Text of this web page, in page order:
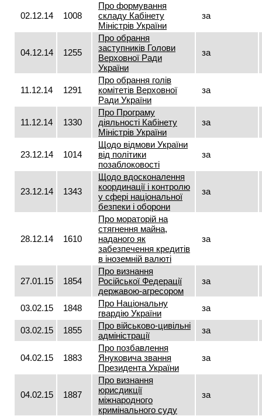
02.12.14 1008
Про формування
складу Кабінету
Міністрів України
за
04.12.14 1255
Про обрання
заступників Голови
Верховної Ради
України
за
11.12.14 1291
Про обрання голів
комітетів Верховної
Ради України
за
11.12.14 1330
Про Програму
діяльності Кабінету
Міністрів України
за
23.12.14 1014
Щодо відмови України
від політики
позаблоковості
за
23.12.14 1343
Щодо вдосконалення
координації і контролю
у сфері національної
безпеки і оборони
за
28.12.14 1610
Про мораторій на
стягнення майна,
наданого як
забезпечення кредитів
в іноземній валюті
за
27.01.15 1854
Про визнання
Російської Федерації
державою-агресором
за
03.02.15 1848
Про Національну
гвардію України
за
03.02.15 1855
Про військово-цивільні
адміністрації
за
04.02.15 1883
Про позбавлення
Януковича звання
Президента України
за
04.02.15 1887
Про визнання
юрисдикції
міжнародного
кримінального суду
за